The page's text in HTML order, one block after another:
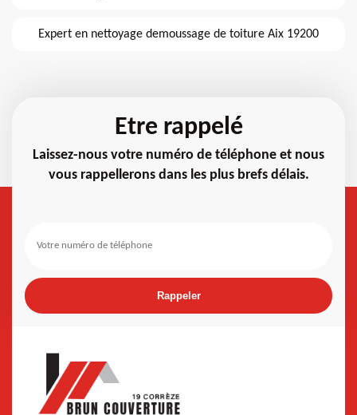
Expert en nettoyage demoussage de toiture Aix 19200
Etre rappelé
Laissez-nous votre numéro de téléphone et nous
vous rappellerons dans les plus brefs délais.